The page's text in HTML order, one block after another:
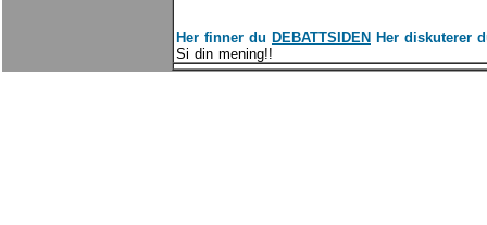
Her finner du DEBATTSIDEN Her diskuterer
Si din mening!!